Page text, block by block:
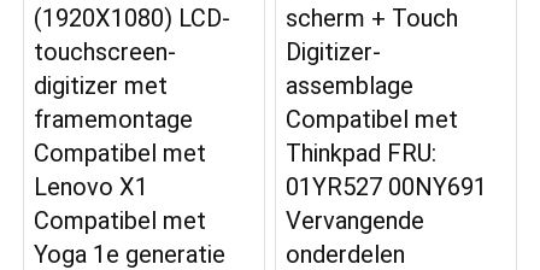
(1920X1080) LCD-
touchscreen-
digitizer met
framemontage
Compatibel met
Lenovo X1
Compatibel met
Yoga 1e generatie
scherm + Touch
Digitizer-
assemblage
Compatibel met
Thinkpad FRU:
01YR527 00NY691
Vervangende
onderdelen